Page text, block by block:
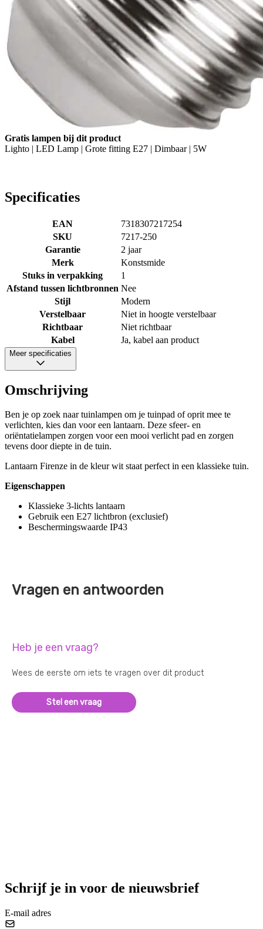
Gratis lampen bij dit product
Lighto | LED Lamp | Grote fitting E27 | Dimbaar | 5W
Specificaties
EAN
7318307217254
SKU
7217-250
Garantie
2 jaar
Merk
Konstsmide
Stuks in verpakking
1
Afstand tussen lichtbronnen Nee
Stijl
Modern
Verstelbaar
Niet in hoogte verstelbaar
Richtbaar
Niet richtbaar
Kabel
Ja, kabel aan product
Meer specificaties
Omschrijving
Ben je op zoek naar tuinlampen om je tuinpad of oprit mee te
verlichten, kies dan voor een lantaarn. Deze sfeer- en
oriëntatielampen zorgen voor een mooi verlicht pad en zorgen
tevens door diepte in de tuin.
Lantaarn Firenze in de kleur wit staat perfect in een klassieke tuin.
Eigenschappen
Klassieke 3-lichts lantaarn
Gebruik een E27 lichtbron (exclusief)
Beschermingswaarde IP43
Vragen en antwoorden
Heb je een vraag?
Wees de eerste om iets te vragen over dit product
Stel een vraag
Schrijf je in voor de nieuwsbrief
E-mail adres